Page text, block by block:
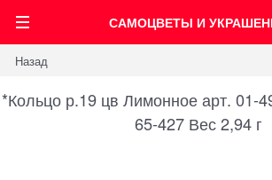
САМОЦВЕТЫ И
Назад
*Кольцо р.19 цв Лимонное арт. 01-
65-427 Вес 2,94 г